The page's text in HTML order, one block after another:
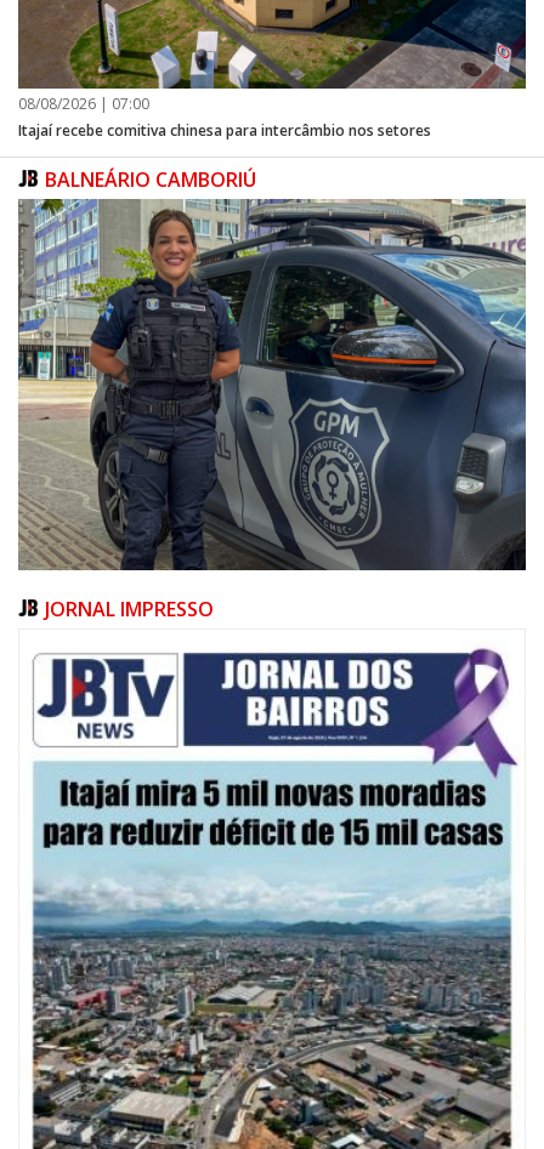
08/08/2026 | 07:00
Itajaí recebe comitiva chinesa para intercâmbio nos setores
BALNEÁRIO CAMBORIÚ
08/08/2026 | 07:00
20 anos da Lei Maria da Penha: mais de 400 mulheres vítimas de violência
doméstica são acompanhadas pela Guarda Municipal
BALNEÁRIO CAMBORIÚ
JORNAL IMPRESSO